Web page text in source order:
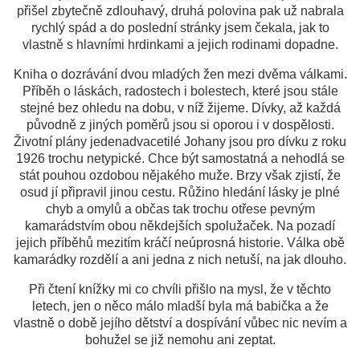
přišel zbytečně zdlouhavý, druhá polovina pak už nabrala
rychlý spád a do poslední stránky jsem čekala, jak to
vlastně s hlavními hrdinkami a jejich rodinami dopadne.
Kniha o dozrávání dvou mladých žen mezi dvěma válkami.
Příběh o láskách, radostech i bolestech, které jsou stále
stejné bez ohledu na dobu, v níž žijeme. Dívky, až každá
původně z jiných poměrů jsou si oporou i v dospělosti.
Životní plány jedenadvacetilé Johany jsou pro dívku z roku
1926 trochu netypické. Chce být samostatná a nehodlá se
stát pouhou ozdobou nějakého muže. Brzy však zjistí, že
osud jí připravil jinou cestu. Růžino hledání lásky je plné
chyb a omylů a občas tak trochu otřese pevným
kamarádstvím obou někdejších spolužaček. Na pozadí
jejich příběhů mezitím kráčí neúprosná historie. Válka obě
kamarádky rozdělí a ani jedna z nich netuší, na jak dlouho.
Při čtení knížky mi co chvíli přišlo na mysl, že v těchto
letech, jen o něco málo mladší byla má babička a že
vlastně o době jejího dětství a dospívání vůbec nic nevím a
bohužel se již nemohu ani zeptat.